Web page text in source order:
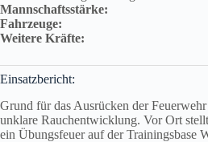
Mannschaftsstärke:
Fahrzeuge:
Weitere Kräfte:
Einsatzbericht:
Grund für das Ausrücken der
unklare Rauchentwicklung. Vor Ort
ein Übungsfeuer auf der Trainingsbase